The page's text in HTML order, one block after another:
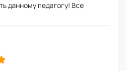
данному педагогу! Все